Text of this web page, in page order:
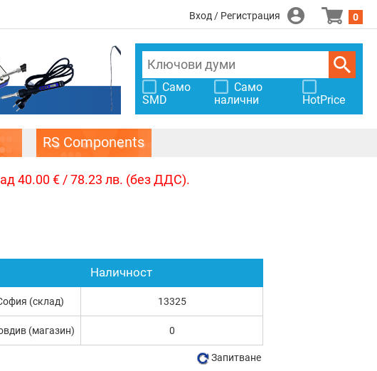
Вход / Регистрация 0
Само
SMD
Само
налични
HotPrice
RS Components
40.00 € / 78.23 лв. (без ДДС).
Наличност
(склад) 13325
(магазин) 0
Запитване